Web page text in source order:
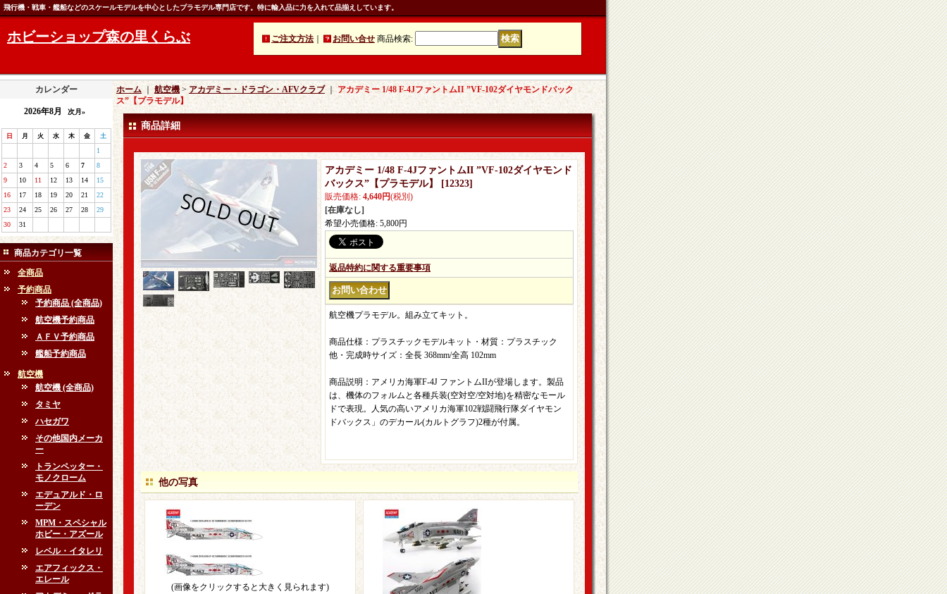
飛行機・戦車・艦船などのスケールモデルを中心としたプラモデル専門店です。特に輸入品に力を入れて品揃えしています。
ホビーショップ森の里くらぶ ご注文方法 お問い合せ 商品検索:
カレンダー
2026年8月 次月»
日 月 火 水 木 金 土
1
2
3 4 5 6 7
8
9
10 11 12 13 14
15
16
17 18 19 20 21
22
23
24 25 26 27 28
29
30
31
商品カテゴリ一覧
全商品
予約商品
予約商品 (全商品)
航空機予約商品
ＡＦＶ予約商品
艦船予約商品
航空機
航空機 (全商品)
タミヤ
ハセガワ
その他国内メーカ
ー
トランペッター・
モノクローム
エデュアルド・ロ
ーデン
MPM・スペシャル
ホビー・アズール
レベル・イタレリ
エアフィックス・
エレール
ホーム 航空機 > アカデミー・ドラゴン・AFVクラブ｜ アカデミー 1/48 F-4JファントムII ”VF-102ダイヤモンドバック
ス”【プラモデル】
商品詳細
アカデミー 1/48 F-4JファントムII ”VF-102ダイヤモンド
バックス”【プラモデル】
[12323]
販売価格: 4,640円(税別)
[在庫なし]
希望小売価格: 5,800円
返品特約に関する重要事項
航空機プラモデル。組み立てキット。
商品仕様：プラスチックモデルキット・材質：プラスチック
他・完成時サイズ：全長 368mm/全高 102mm
商品説明：アメリカ海軍F-4J ファントムIIが登場します。製品
は、機体のフォルムと各種兵装(空対空/空対地)を精密なモール
ドで表現。人気の高いアメリカ海軍102戦闘飛行隊ダイヤモン
ドバックス」のデカール(カルトグラフ)2種が付属。
他の写真
(画像をクリックすると大きく見られます)